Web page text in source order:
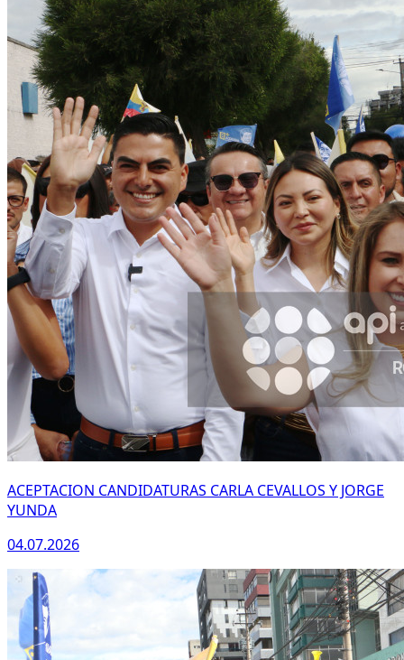
ACEPTACION CANDIDATURAS CARLA CEVALLOS Y JORGE
YUNDA
04.07.2026